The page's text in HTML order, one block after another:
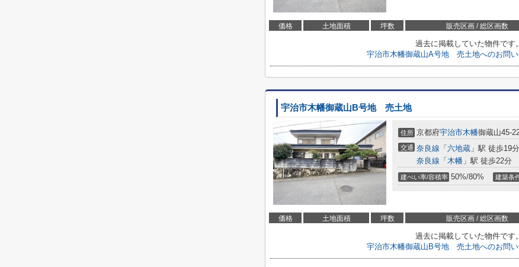
価格 土地面積 坪数 販売区画 / 総区画数
過去に掲載していた物件です。
宇治市木幡御蔵山A号地 売土地へのお問い
宇治市木幡御蔵山B号地 売土地
住所 京都府宇治市木幡御蔵山45-
交通 奈良線 「 六地蔵 」駅 徒歩19分
奈良線 「 木幡 」駅 徒歩22分
建ぺい率/容積率 50%/80% 建築条
価格 土地面積 坪数 販売区画 / 総区画数
過去に掲載していた物件です。
宇治市木幡御蔵山B号地 売土地へのお問い